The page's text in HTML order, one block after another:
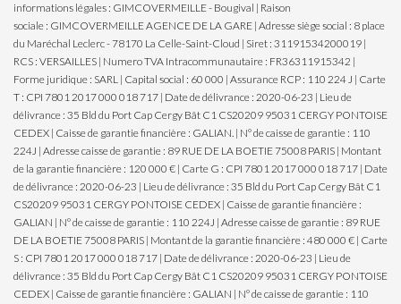
informations légales : GIMCOVERMEILLE - Bougival | Raison
sociale : GIMCOVERMEILLE AGENCE DE LA GARE | Adresse siège social : 8 place
du Maréchal Leclerc - 78170 La Celle-Saint-Cloud | Siret : 31191534200019 |
RCS : VERSAILLES | Numero TVA Intracommunautaire : FR36311915342 |
Forme juridique : SARL | Capital social : 60 000 | Assurance RCP : 110 224 J | Carte
T : CPI 7801 2017 000 018 717 | Date de délivrance : 2020-06-23 | Lieu de
délivrance : 35 Bld du Port Cap Cergy Bât C1 CS20209 95031 CERGY PONTOISE
CEDEX | Caisse de garantie financière : GALIAN. | N° de caisse de garantie : 110
224J | Adresse caisse de garantie : 89 RUE DE LA BOETIE 75008 PARIS | Montant
de la garantie financière : 120 000 € | Carte G : CPI 7801 2017 000 018 717 | Date
de délivrance : 2020-06-23 | Lieu de délivrance : 35 Bld du Port Cap Cergy Bât C1
CS20209 95031 CERGY PONTOISE CEDEX | Caisse de garantie financière :
GALIAN | N° de caisse de garantie : 110 224J | Adresse caisse de garantie : 89 RUE
DE LA BOETIE 75008 PARIS | Montant de la garantie financière : 480 000 € | Carte
S : CPI 7801 2017 000 018 717 | Date de délivrance : 2020-06-23 | Lieu de
délivrance : 35 Bld du Port Cap Cergy Bât C1 CS20209 95031 CERGY PONTOISE
CEDEX | Caisse de garantie financière : GALIAN | N° de caisse de garantie : 110